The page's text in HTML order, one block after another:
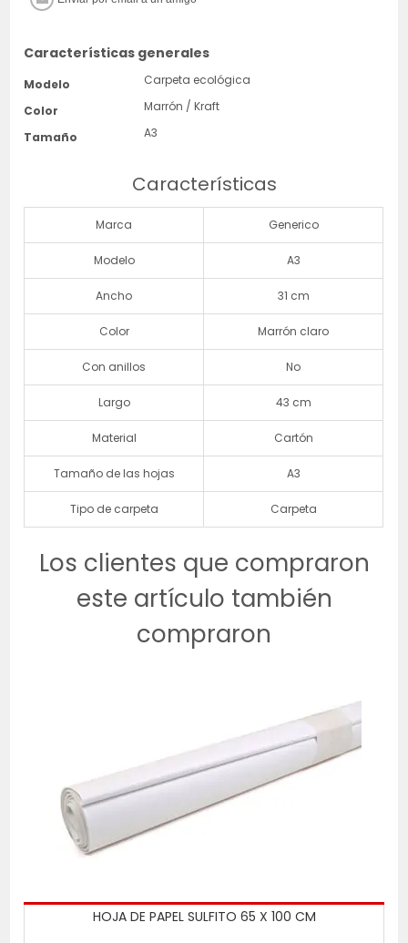
Características generales
Modelo
Carpeta ecológica
Color
Marrón / Kraft
Tamaño
A3
Características
Marca Generico
Modelo A3
Ancho 31 cm
Color Marrón claro
Con anillos No
Largo 43 cm
Material Cartón
Tamaño de las hojas A3
Tipo de carpeta Carpeta
Los clientes que compraron
este artículo también
compraron
HOJA DE PAPEL SULFITO 65 X 100 CM